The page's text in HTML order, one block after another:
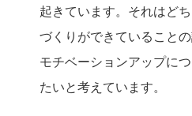
起きています。それはど
づくりができていること
モチベーションアップに
たいと考えています。